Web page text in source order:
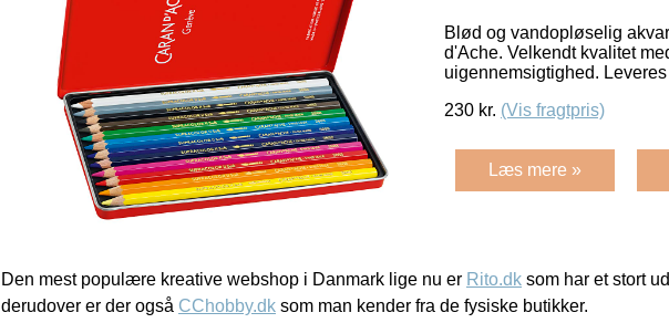
Blød og vandopløselig
d'Ache. Velkendt kvalitet
uigennemsigtighed.
230 kr. (Vis fragtpris)
Læs mere »
Den mest populære kreative webshop i Danmark lige nu er Rito.dk som har et stort
derudover er der også CChobby.dk som man kender fra de fysiske butikker.